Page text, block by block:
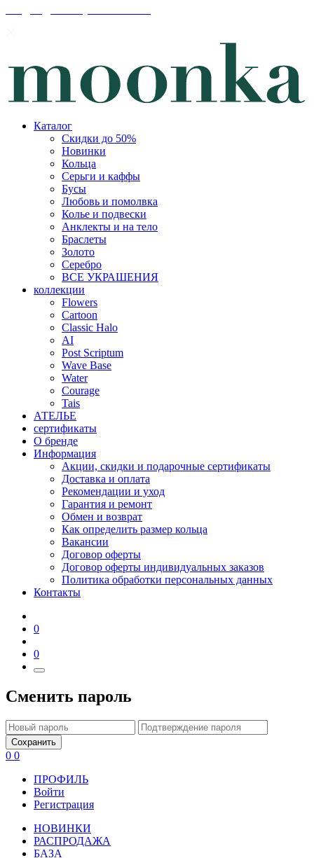
Каталог
Скидки до 50%
Новинки
Кольца
Серьги и каффы
Бусы
Любовь и помолвка
Колье и подвески
Анклекты и на тело
Браслеты
Золото
Серебро
ВСЕ УКРАШЕНИЯ
коллекции
Flowers
Cartoon
Classic Halo
AI
Post Scriptum
Wave Base
Water
Courage
Tais
АТЕЛЬЕ
сертификаты
О бренде
Информация
Акции, скидки и подарочные сертификаты
Доставка и оплата
Рекомендации и уход
Гарантия и ремонт
Обмен и возврат
Как определить размер кольца
Вакансии
Договор оферты
Договор оферты индивидуальных заказов
Политика обработки персональных данных
Контакты
0
0
Сменить пароль
Сохранить
0 0
ПРОФИЛЬ
Войти
Регистрация
НОВИНКИ
РАСПРОДАЖА
БАЗА